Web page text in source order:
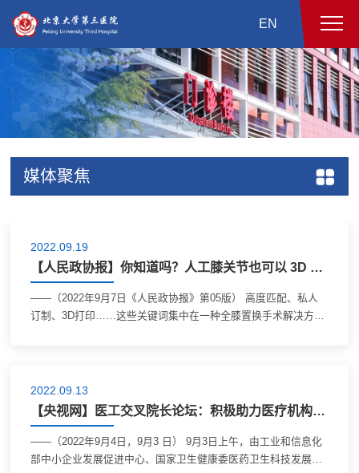
EN
媒体聚焦
2022.09.19
【人民政协报】你知道吗？人工膝关节也可以 3D 打印定制了！
——（2022年9月7日《人民政协报》第05版） 高度匹配、私人
订制、3D打印……这些关键词集中在一种全膝置换手术解决方案
2022.09.13
【央视网】医工交叉院长论坛：积极助力医疗机构科技创新成果转化
——（2022年9月4日，9月3 日） 9月3日上午，由工业和信息化
部中小企业发展促进中心、国家卫生健康委医药卫生科技发展研